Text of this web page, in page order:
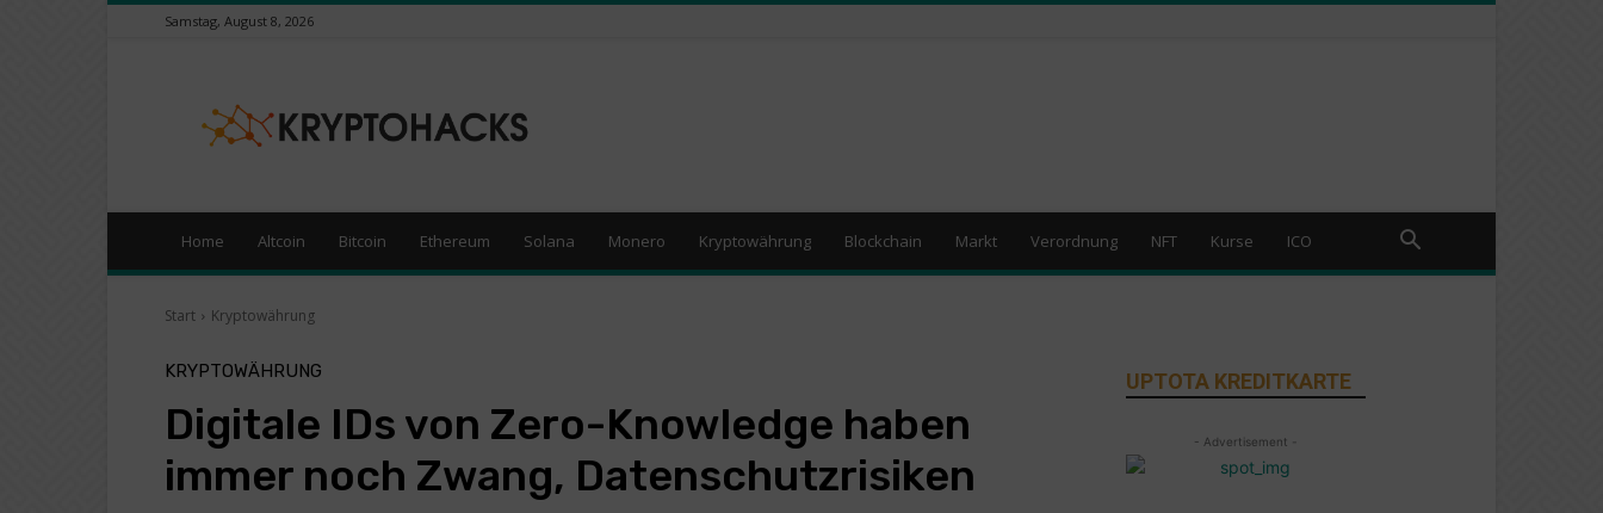
Samstag, August 8, 2026
–
Kryptowährungen
News
Portal
Home Altcoin Bitcoin Ethereum Solana Monero Kryptowährung Blockchain Markt Verordnung NFT Kurse ICO
Start Kryptowährung
KRYPTOWÄHRUNG
Digitale IDs von Zero-Knowledge haben
immer noch Zwang, Datenschutzrisiken
UPTOTA KREDITKARTE
- Advertisement -